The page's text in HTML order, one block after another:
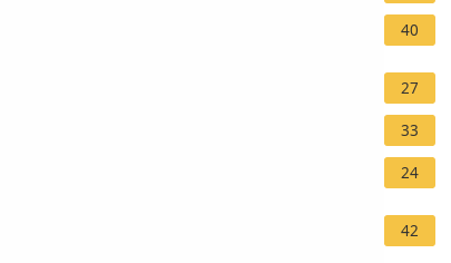
40
27
33
24
42